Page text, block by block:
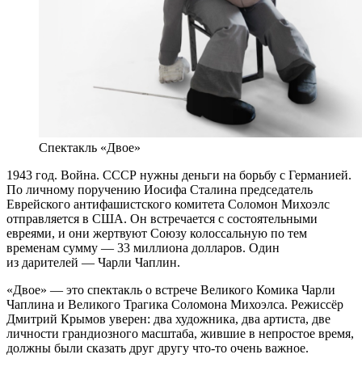
Спектакль «Двое»
1943 год. Война. СССР нужны деньги на борьбу с Германией.
По личному поручению Иосифа Сталина председатель
Еврейского антифашистского комитета Соломон Михоэлс
отправляется в США. Он встречается с состоятельными
евреями, и они жертвуют Союзу колоссальную по тем
временам сумму — 33 миллиона долларов. Один
из дарителей — Чарли Чаплин.
«Двое» — это спектакль о встрече Великого Комика Чарли
Чаплина и Великого Трагика Соломона Михоэлса. Режиссёр
Дмитрий Крымов уверен: два художника, два артиста, две
личности грандиозного масштаба, жившие в непростое время,
должны были сказать друг другу что-то очень важное.